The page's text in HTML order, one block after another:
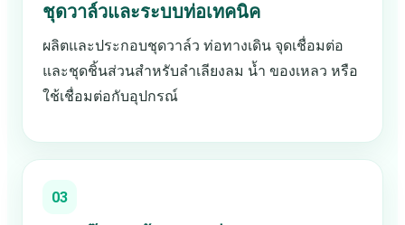
ชุดวาล์วและระบบท่อเทคนิค
ผลิตและประกอบชุดวาล์ว ท่อทางเดิน จุดเชื่อมต่อ
และชุดชิ้นส่วนสำหรับลำเลียงลม น้ำ ของเหลว หรือ
ใช้เชื่อมต่อกับอุปกรณ์
03